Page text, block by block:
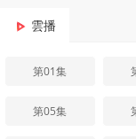
雲播
第01集
第05集